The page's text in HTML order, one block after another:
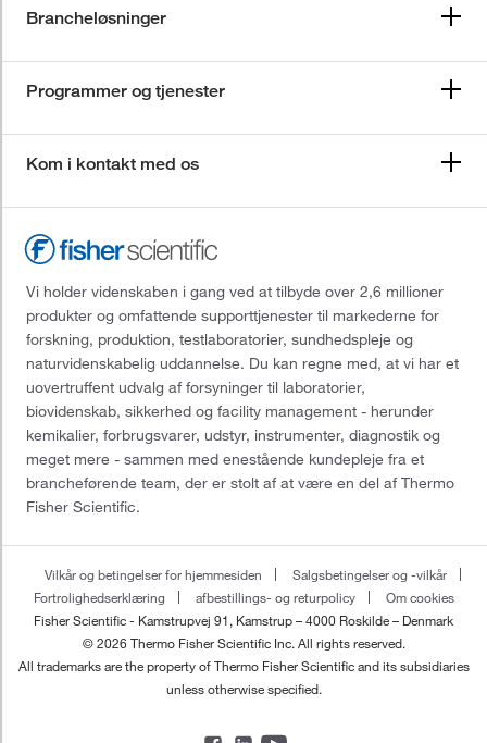
Brancheløsninger
Programmer og tjenester
Kom i kontakt med os
Vi holder videnskaben i gang ved at tilbyde over 2,6 millioner
produkter og omfattende supporttjenester til markederne for
forskning, produktion, testlaboratorier, sundhedspleje og
naturvidenskabelig uddannelse. Du kan regne med, at vi har et
uovertruffent udvalg af forsyninger til laboratorier,
biovidenskab, sikkerhed og facility management - herunder
kemikalier, forbrugsvarer, udstyr, instrumenter, diagnostik og
meget mere - sammen med enestående kundepleje fra et
brancheførende team, der er stolt af at være en del af Thermo
Fisher Scientific.
Vilkår og betingelser for hjemmesiden
Salgsbetingelser og -vilkår
Fortrolighedserklæring
afbestillings- og returpolicy
Om cookies
Fisher Scientific - Kamstrupvej 91, Kamstrup – 4000 Roskilde – Denmark
© 2026 Thermo Fisher Scientific Inc. All rights reserved.
All trademarks are the property of Thermo Fisher Scientific and its subsidiaries
unless otherwise specified.